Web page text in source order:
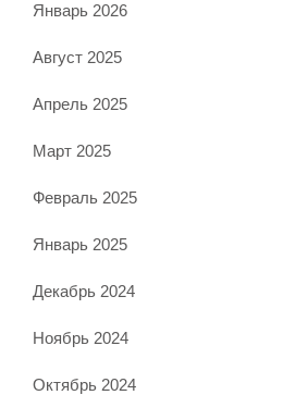
Январь 2026
Август 2025
Апрель 2025
Март 2025
Февраль 2025
Январь 2025
Декабрь 2024
Ноябрь 2024
Октябрь 2024